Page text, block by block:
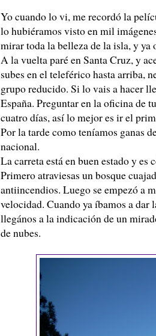
Yo cuando lo vi, me recordó la
lo hubiéramos visto en mil
mirar toda la belleza de la isla, y ya
A la vuelta paré en Santa Cruz, y
subes en el teleférico hasta arriba,
grupo reducido. Si lo vais a hacer
España. Preguntar en la oficina de
cuatro días, así lo mejor es ir el
Por la tarde como teníamos ganas
nacional.
La carreta está en buen estado y es
Primero atraviesas un bosque
antiincendios. Luego se empezó a
velocidad. Cuando ya íbamos a dar
llegános a la indicación de un
de nubes.